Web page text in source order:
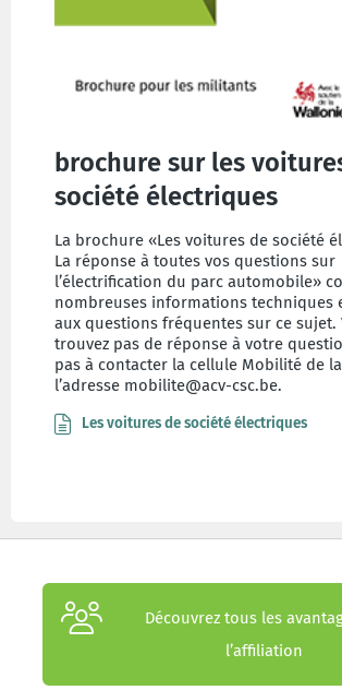
brochure sur les
société électriques
La brochure «Les voitures de société
La réponse à toutes vos questions sur
l’électrification du parc automobile»
nombreuses informations techniques
aux questions fréquentes sur ce sujet.
trouvez pas de réponse à votre
pas à contacter la cellule Mobilité de la
l’adresse mobilite@acv-csc.be.
Les voitures de société électriques
Découvrez tous les
l’affiliation